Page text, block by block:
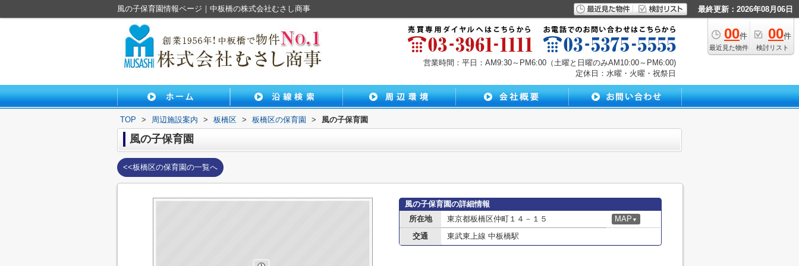
風の子保育園情報ページ｜中板橋の株式会社むさし商事 最終更新：2026年08月06日
00件
最近見た物件
00件
検討リスト
営業時間：平日：AM9:30～PM6:00（土曜と日曜のみAM10:00～PM6:00)
定休日：水曜・火曜・祝祭日
TOP > 周辺施設案内 > 板橋区 > 板橋区の保育園 > 風の子保育園
風の子保育園
<<板橋区の保育園の一覧へ
風の子保育園の詳細情報
所在地
東京都板橋区仲町１４－１５ MAP ▼
交通 東武東上線 中板橋駅